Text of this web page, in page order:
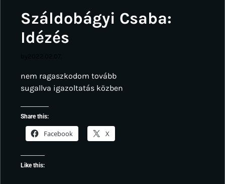
Száldobágyi Csaba:
Idézés
nem ragaszkodom tovább
sugallva igazoltatás közben
Share this:
Facebook X
Like this: